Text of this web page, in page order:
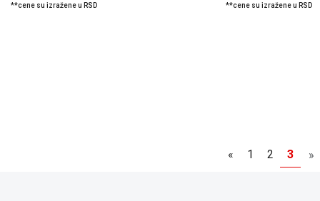
**cene su izražene u RSD **cene su izražene u RSD
« 1 2 3 »